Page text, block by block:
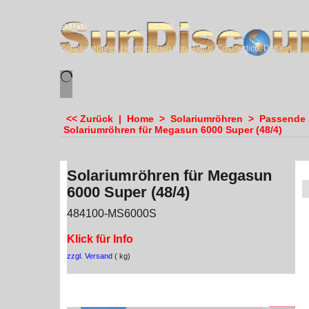
sundiscounter
Solariumröhren,Heimsolarien von Hapro, Cosmedico, Dr.Kern, Megasun & Ergoline
<< Zurück | Home > Solariumröhren >
Solariumröhren für Megasun 6000 Super (48/4)
Solariumröhren für Megasun
6000 Super (48/4)
484100-MS6000S
Klick für Info
zzgl. Versand kg